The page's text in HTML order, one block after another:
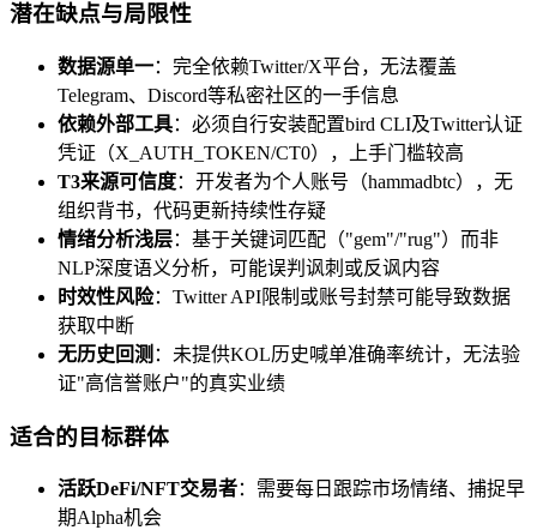
潜在缺点与局限性
数据源单一：完全依赖Twitter/X平台，无法覆盖
Telegram、Discord等私密社区的一手信息
依赖外部工具：必须自行安装配置bird CLI及Twitter认证
凭证（X_AUTH_TOKEN/CT0），上手门槛较高
T3来源可信度：开发者为个人账号（hammadbtc），无
组织背书，代码更新持续性存疑
情绪分析浅层：基于关键词匹配（"gem"/"rug"）而非
NLP深度语义分析，可能误判讽刺或反讽内容
时效性风险：Twitter API限制或账号封禁可能导致数据
获取中断
无历史回测 ：未提供KOL历史喊单准确率统计，无法验
证"高信誉账户"的真实业绩
适合的目标群体
活跃DeFi/NFT交易者：需要每日跟踪市场情绪、捕捉早
期Alpha机会